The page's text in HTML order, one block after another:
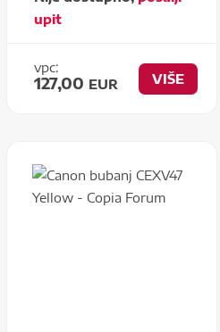
upit
vpc:
127,00 EUR VIŠE